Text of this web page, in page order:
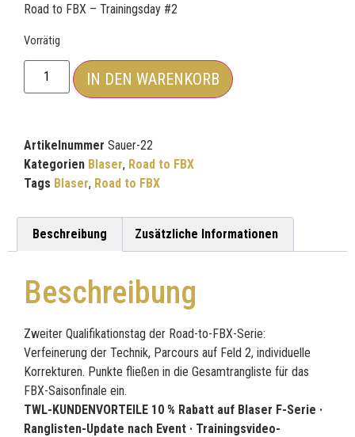
Road to FBX – Trainingsday #2
Vorrätig
IN DEN WARENKORB
Artikelnummer Sauer-22
Kategorien Blaser, Road to FBX
Tags Blaser, Road to FBX
Beschreibung Zusätzliche Informationen
Beschreibung
Zweiter Qualifikationstag der Road-to-FBX-Serie:
Verfeinerung der Technik, Parcours auf Feld 2, individuelle
Korrekturen. Punkte fließen in die Gesamtrangliste für das
FBX-Saisonfinale ein.
TWL-KUNDENVORTEILE 10 % Rabatt auf Blaser F-Serie ·
Ranglisten-Update nach Event · Trainingsvideo-